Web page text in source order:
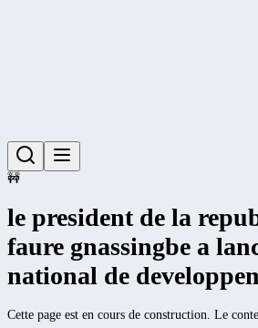
🚧
le president de la
faure gnassingbe a
national de
Cette page est en cours de construction. Le